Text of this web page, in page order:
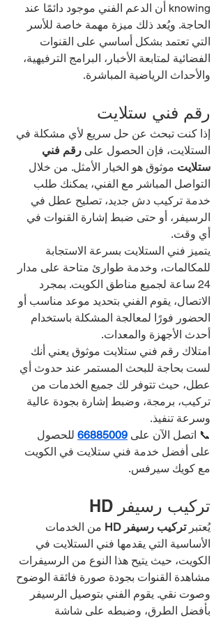
knowing أن الدعم الفني موجود دائمًا عند
الحاجة. ويُعد ذلك ميزة مهمة خاصة للأسر
التي تعتمد بشكل أساسي على القنوات
الفضائية لمتابعة الأخبار، البرامج الترفيهية،
والأحداث الرياضية المباشرة.
رقم فني ستلايت
إذا كنت تبحث عن حل سريع لأي مشكلة في
الستلايت، فإن الحصول على رقم فني
ستلايت موثوق هو الخيار الأمثل. من خلال
التواصل المباشر مع الفني، يمكنك طلب
خدمة تركيب دش جديد، تصليح عطل في
الرسيفر، أو حتى ضبط إشارة القنوات في
أي وقت.
يتميز فني الستلايت بسرعة الاستجابة
للمكالمات، وخدمة طوارئ متاحة على مدار
24 ساعة لجميع مناطق الكويت. بمجرد
الاتصال، يقوم الفني بتحديد موعد مناسب أو
الحضور فورًا لمعالجة المشكلة باستخدام
أحدث الأجهزة والمعدات.
امتلاك رقم فني ستلايت موثوق يعني أنك
لست بحاجة للبحث المستمر عند حدوث أي
عطل، حيث تتوفر لك جميع الخدمات من
تركيب، برمجة، وضبط إشارة بجودة عالية
وسرعة تنفيذ.
📞 اتصل الآن على 66885009 للحصول
على أفضل خدمة فني ستلايت في الكويت
مع كويك سيرفس.
تركيب رسيفر HD
يُعتبر تركيب رسيفر HD
من الخدمات
الأساسية التي يقدمها فني الستلايت في
الكويت، حيث يتيح هذا النوع من الرسيفرات
مشاهدة القنوات بجودة صورة فائقة الوضوح
وصوت نقي. يقوم الفني بتوصيل الرسيفر
بأفضل الطرق، وضبطه على شاشة